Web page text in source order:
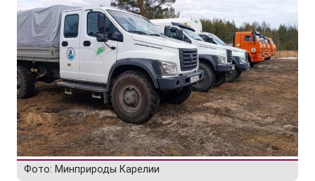
Фото: Минприроды Карелии